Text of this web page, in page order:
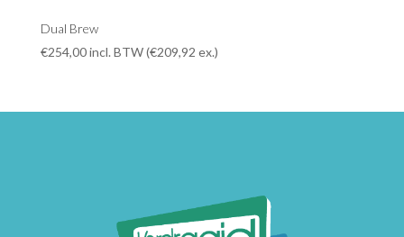
Dual Brew
€254,00incl. BTW (€209,92 ex.)